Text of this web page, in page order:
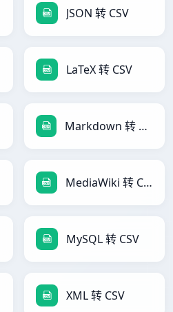
JSON 转 CSV
LaTeX 转 CSV
Markdown 转 CSV
MediaWiki 转 CSV
MySQL 转 CSV
XML 转 CSV